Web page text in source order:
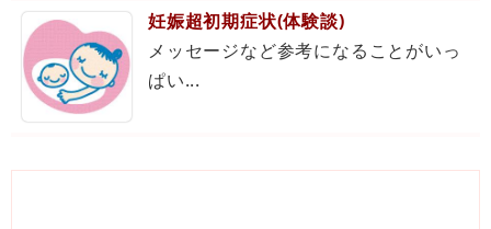
妊娠超初期症状(体験談)
メッセージなど参考になることがいっ
ぱい...